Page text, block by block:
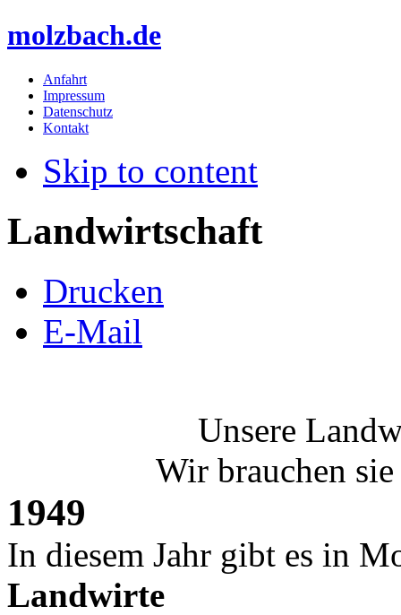
molzbach.de
Anfahrt
Impressum
Datenschutz
Kontakt
Skip to content
Landwirtschaft
Drucken
E-Mail
Unsere
Wir brauchen
1949
In diesem Jahr gibt es in
Landwirte